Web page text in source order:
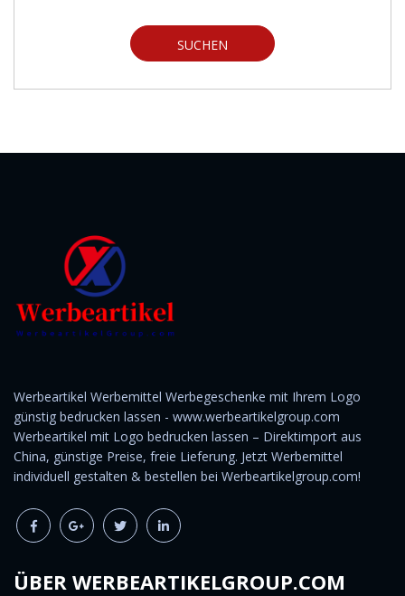
SUCHEN
Werbeartikel Werbemittel Werbegeschenke mit Ihrem Logo
günstig bedrucken lassen - www.werbeartikelgroup.com
Werbeartikel mit Logo bedrucken lassen – Direktimport aus
China, günstige Preise, freie Lieferung. Jetzt Werbemittel
individuell gestalten & bestellen bei Werbeartikelgroup.com!
ÜBER WERBEARTIKELGROUP.COM